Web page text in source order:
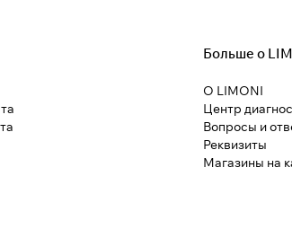
Больше о
О LIMONI
Центр
Вопросы и
Реквизиты
Магазины на